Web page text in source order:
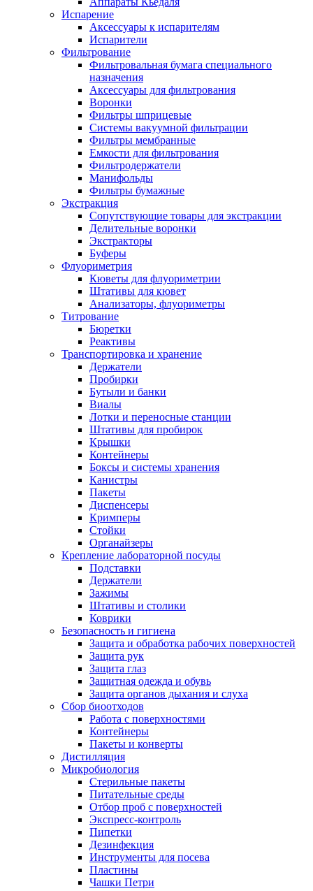
Испарение
Аксессуары к испарителям
Испарители
Фильтрование
Фильтровальная бумага специального
назначения
Аксессуары для фильтрования
Воронки
Фильтры шприцевые
Системы вакуумной фильтрации
Фильтры мембранные
Емкости для фильтрования
Фильтродержатели
Манифольды
Фильтры бумажные
Экстракция
Сопутствующие товары для экстракции
Делительные воронки
Экстракторы
Буферы
Флуориметрия
Кюветы для флуориметрии
Штативы для кювет
Анализаторы, флуориметры
Титрование
Бюретки
Реактивы
Транспортировка и хранение
Держатели
Пробирки
Бутыли и банки
Виалы
Лотки и переносные станции
Штативы для пробирок
Крышки
Контейнеры
Боксы и системы хранения
Канистры
Пакеты
Диспенсеры
Кримперы
Стойки
Органайзеры
Крепление лабораторной посуды
Подставки
Держатели
Зажимы
Штативы и столики
Коврики
Безопасность и гигиена
Защита и обработка рабочих поверхностей
Защита рук
Защита глаз
Защитная одежда и обувь
Защита органов дыхания и слуха
Сбор биоотходов
Работа с поверхностями
Контейнеры
Пакеты и конверты
Дистилляция
Микробиология
Стерильные пакеты
Питательные среды
Отбор проб с поверхностей
Экспресс-контроль
Пипетки
Дезинфекция
Инструменты для посева
Пластины
Чашки Петри